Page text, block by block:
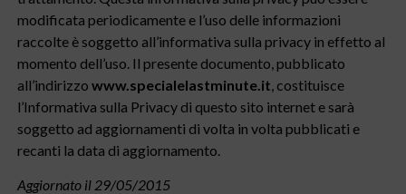
modificata periodicamente e l’uso delle informazioni
raccolte è soggetto all’informativa sulla privacy in effetto al
momento dell’uso. Il presente documento, pubblicato
all’indirizzo www.specialelastminute.it , costituisce
l’Informativa sulla Privacy di questo sito internet e sarà
soggetto ad aggiornamenti di volta in volta pubblicati e
recanti la data di aggiornamento.
Aggiornato il 29/05/2015